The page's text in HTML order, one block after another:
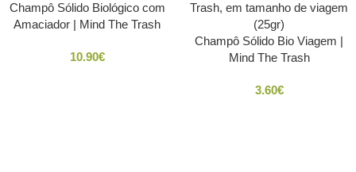
Champô Sólido Biológico com
Amaciador | Mind The Trash
10.90€
Champô Sólido Bio Viagem |
Mind The Trash
3.60€